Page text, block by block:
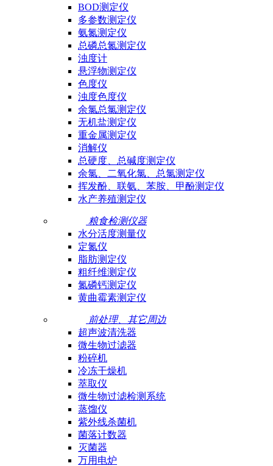
BOD测定仪
多参数测定仪
氨氮测定仪
总磷总氮测定仪
浊度计
悬浮物测定仪
色度仪
浊度色度仪
余氯总氯测定仪
无机盐测定仪
重金属测定仪
消解仪
总硬度、总碱度测定仪
余氯、二氧化氯、总氯测定仪
挥发酚、联氨、苯胺、甲酚测定仪
水产养殖测定仪
粮食检测仪器
水分活度测量仪
定氮仪
脂肪测定仪
粗纤维测定仪
氮磷钙测定仪
黄曲霉素测定仪
前处理、其它周边
超声波清洗器
微生物过滤器
粉碎机
冷冻干燥机
萃取仪
微生物过滤检测系统
蒸馏仪
紫外线杀菌机
菌落计数器
灭菌器
万用电炉